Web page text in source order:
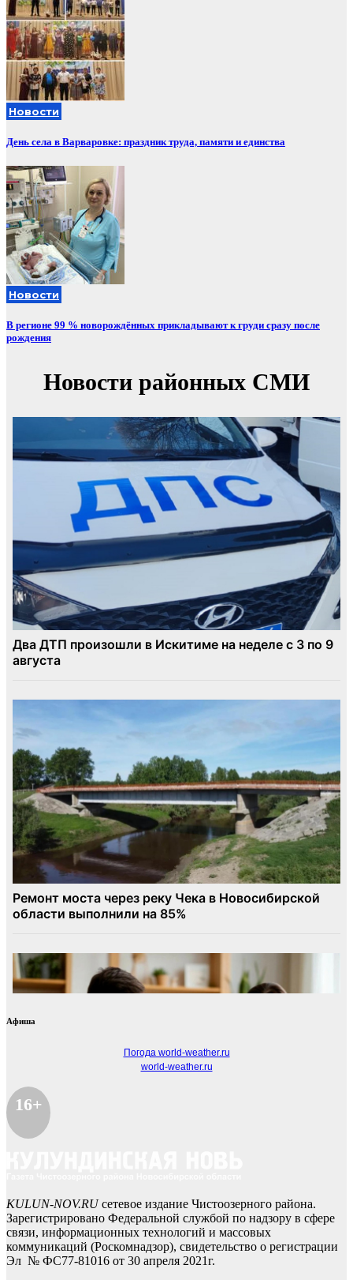
Новости
День села в Варваровке: праздник труда, памяти и единства
Новости
В регионе 99 % новорождённых прикладывают к груди сразу после
рождения
Афиша
Погода world-weather.ru
world-weather.ru
16+
KULUN-NOV.RUсетевое издание Чистоозерного района.
Зарегистрировано Федеральной службой по надзору в сфере
связи, информационных технологий и массовых
коммуникаций (Роскомнадзор), свидетельство о регистрации
Эл № ФС77-81016 от 30 апреля 2021г.